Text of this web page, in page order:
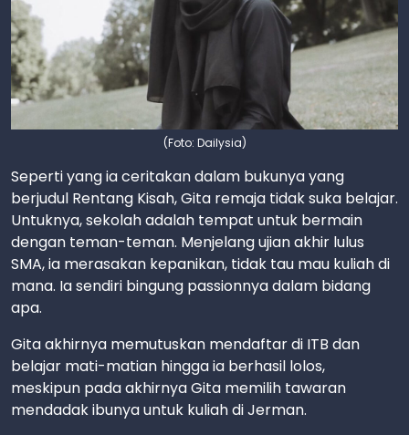
(Foto: Dailysia)
Seperti yang ia ceritakan dalam bukunya yang
berjudul Rentang Kisah, Gita remaja tidak suka belajar.
Untuknya, sekolah adalah tempat untuk bermain
dengan teman-teman. Menjelang ujian akhir lulus
SMA, ia merasakan kepanikan, tidak tau mau kuliah di
mana. Ia sendiri bingung passionnya dalam bidang
apa.
Gita akhirnya memutuskan mendaftar di ITB dan
belajar mati-matian hingga ia berhasil lolos,
meskipun pada akhirnya Gita memilih tawaran
mendadak ibunya untuk kuliah di Jerman.